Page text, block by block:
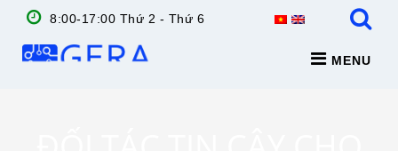
8:00-17:00 Thứ 2 - Thứ 6
MENU